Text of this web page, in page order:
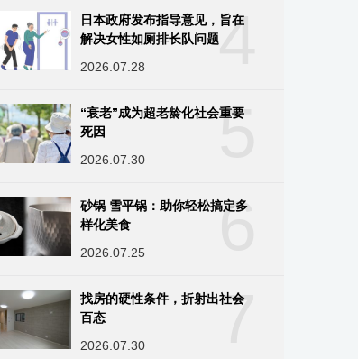
4
日本政府发布指导意见，旨在
解决女性如厕排长队问题
2026.07.28
5
“衰老”成为超老龄化社会重要
死因
2026.07.30
6
砂锅 雪平锅：助你轻松搞定多
样化美食
2026.07.25
7
找房的硬性条件，折射出社会
百态
2026.07.30